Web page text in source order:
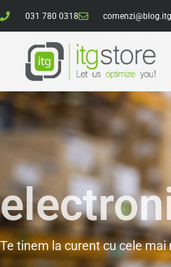
031 780 0318
Te tinem la curent cu cele mai